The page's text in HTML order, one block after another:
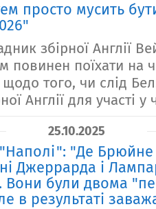
просто мусить
збірної Англії
повинен поїхати на
того, чи слід
Англії для участі у
25.10.2025
"Де Брюйне
Джеррарда і
Вони були двома
в результаті